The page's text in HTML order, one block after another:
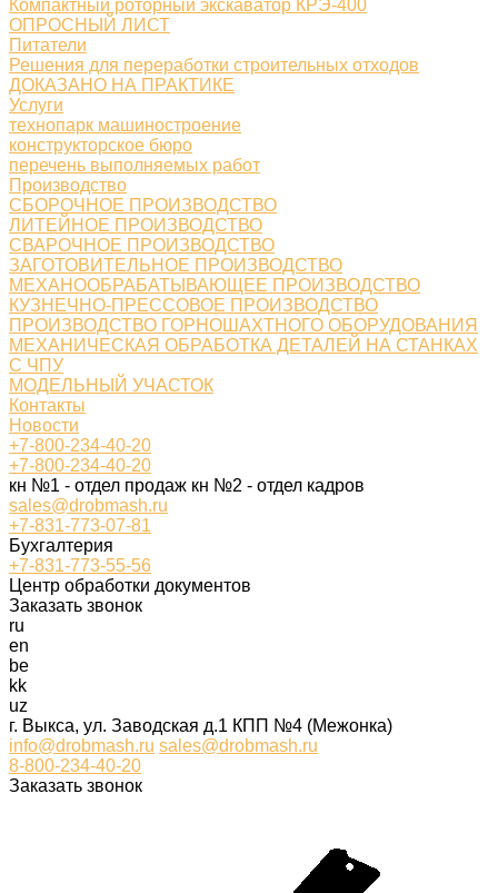
Компактный роторный экскаватор КРЭ-400
ОПРОСНЫЙ ЛИСТ
Питатели
Решения для переработки строительных отходов
ДОКАЗАНО НА ПРАКТИКЕ
Услуги
технопарк машиностроение
конструкторское бюро
перечень выполняемых работ
Производство
СБОРОЧНОЕ ПРОИЗВОДСТВО
ЛИТЕЙНОЕ ПРОИЗВОДСТВО
СВАРОЧНОЕ ПРОИЗВОДСТВО
ЗАГОТОВИТЕЛЬНОЕ ПРОИЗВОДСТВО
МЕХАНООБРАБАТЫВАЮЩЕЕ ПРОИЗВОДСТВО
КУЗНЕЧНО-ПРЕССОВОЕ ПРОИЗВОДСТВО
ПРОИЗВОДСТВО ГОРНОШАХТНОГО ОБОРУДОВАНИЯ
МЕХАНИЧЕСКАЯ ОБРАБОТКА ДЕТАЛЕЙ НА СТАНКАХ
С ЧПУ
МОДЕЛЬНЫЙ УЧАСТОК
Контакты
Новости
+7-800-234-40-20
+7-800-234-40-20
кн №1 - отдел продаж кн №2 - отдел кадров
sales@drobmash.ru
+7-831-773-07-81
Бухгалтерия
+7-831-773-55-56
Центр обработки документов
Заказать звонок
ru
en
be
kk
uz
г. Выкса, ул. Заводская д.1 КПП №4 (Межонка)
info@drobmash.ru sales@drobmash.ru
8-800-234-40-20
Заказать звонок